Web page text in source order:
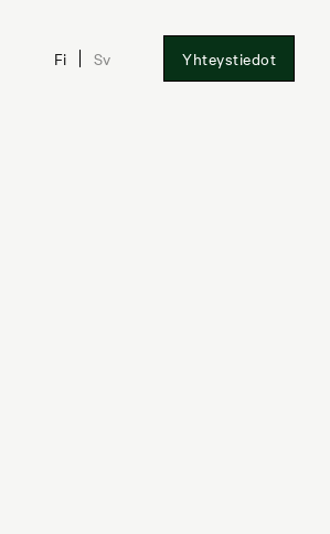
Fi Sv Yhteystiedot